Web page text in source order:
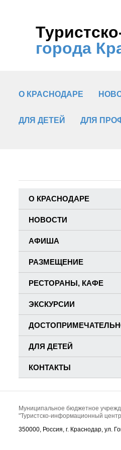
города
О КРАСНОДАРЕ
ДЛЯ ДЕТЕЙ ДЛЯ
О КРАСНОДАРЕ
НОВОСТИ
АФИША
РАЗМЕЩЕНИЕ
РЕСТОРАНЫ, КАФЕ
ЭКСКУРСИИ
ДЛЯ ДЕТЕЙ
КОНТАКТЫ
Муниципальное бюджетное
"Туристско-информационный
350000, Россия, г. Краснодар, ул.